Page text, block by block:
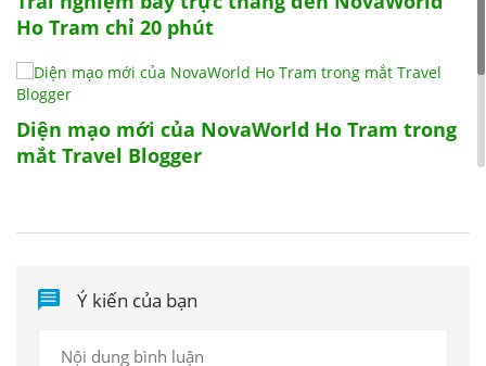
Ho Tram chỉ 20 phút
Diện mạo mới của NovaWorld Ho Tram trong
mắt Travel Blogger
mọi kỳ nghỉ nhờ loạt thương hiệu danh tiếng
Ý kiến của bạn